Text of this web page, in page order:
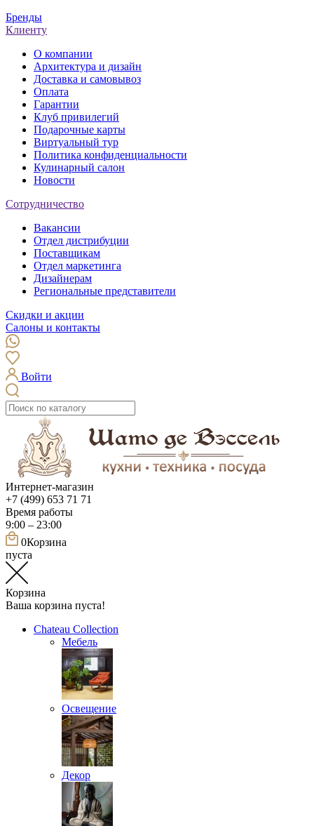
Бренды
Клиенту
О компании
Архитектура и дизайн
Доставка и самовывоз
Оплата
Гарантии
Клуб привилегий
Подарочные карты
Виртуальный тур
Политика конфиденциальности
Кулинарный салон
Новости
Сотрудничество
Вакансии
Отдел дистрибуции
Поставщикам
Отдел маркетинга
Дизайнерам
Региональные представители
Скидки и акции
Салоны и контакты
Войти
Интернет-магазин
+7 (499) 653 71 71
Время работы
9:00 – 23:00
0Корзина
пуста
Корзина
Ваша корзина пуста!
Chateau Collection
Мебель
Освещение
Декор